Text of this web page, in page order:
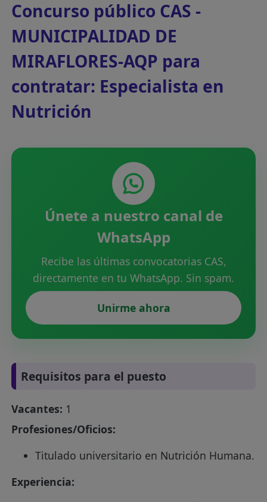
Concurso público CAS -
MUNICIPALIDAD DE
MIRAFLORES-AQP para
contratar: Especialista en
Nutrición
Únete a nuestro canal de
WhatsApp
Recibe las últimas convocatorias CAS,
directamente en tu WhatsApp. Sin spam.
Unirme ahora
Requisitos para el puesto
Vacantes: 1
Profesiones/Oficios:
Titulado universitario en Nutrición Humana.
Experiencia: